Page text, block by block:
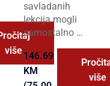
više
savladanih
lekcija mogli
samostalno …
146.69
KM
više